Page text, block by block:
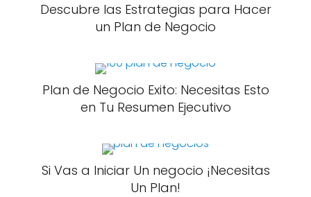
Descubre las Estrategias para Hacer
un Plan de Negocio
Plan de Negocio Exito: Necesitas Esto
en Tu Resumen Ejecutivo
Si Vas a Iniciar Un negocio ¡Necesitas
Un Plan!